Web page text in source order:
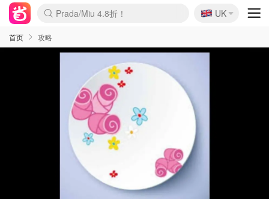
Prada/Miu 4.8折！
🇬🇧
UK
首页 攻略